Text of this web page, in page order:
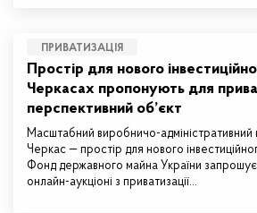
ПРИВАТИЗАЦІЯ
Простір для нового
Черкасах пропонують для
перспективний об’єкт
Масштабний виробничо-адміністративний
Черкас — простір для нового
Фонд державного майна України запрошує
онлайн-аукціоні з приватизації…